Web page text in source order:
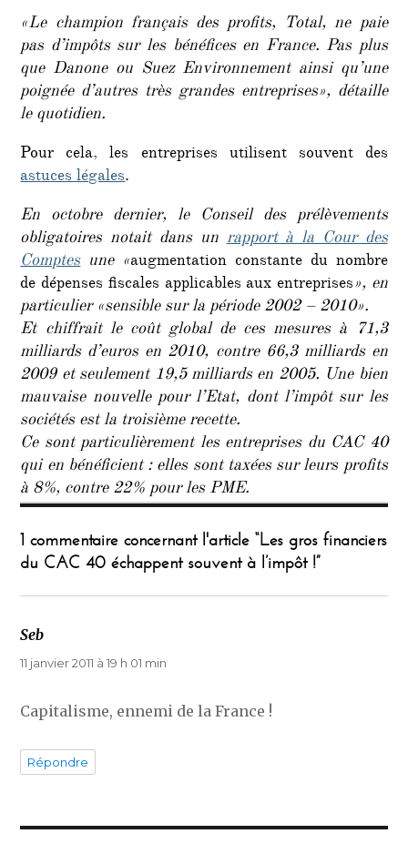
«Le champion français des profits, Total, ne paie
pas d’impôts sur les bénéfices en France. Pas plus
que Danone ou Suez Environnement ainsi qu’une
poignée d’autres très grandes entreprises», détaille
le quotidien.
Pour cela, les entreprises utilisent souvent des
astuces légales.
En octobre dernier, le Conseil des prélèvements
obligatoires notait dans unrapport à la Cour des
Comptesune «augmentation constante du nombre
de dépenses fiscales applicables aux entreprises», en
particulier «sensible sur la période 2002 – 2010».
Et chiffrait le coût global de ces mesures à 71,3
milliards d’euros en 2010, contre 66,3 milliards en
2009 et seulement 19,5 milliards en 2005. Une bien
mauvaise nouvelle pour l’Etat, dont l’impôt sur les
sociétés est la troisième recette.
Ce sont particulièrement les entreprises du CAC 40
qui en bénéficient : elles sont taxées sur leurs profits
à 8%, contre 22% pour les PME.
1 commentaire concernant l'article “Les gros financiers
du CAC 40 échappent souvent à l’impôt !”
Seb
11 janvier 2011 à 19 h 01 min
Capitalisme, ennemi de la France !
Répondre